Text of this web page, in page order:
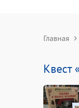
Главная
Квест